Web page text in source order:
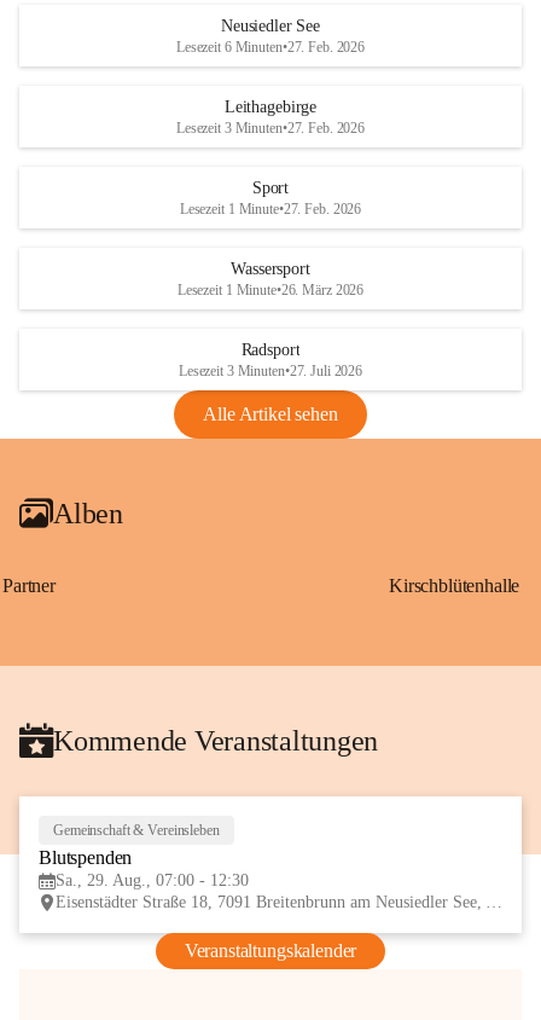
S
und den daraus folgenden wirtschaftlichen
Maßnahmen zur Bekämpfung
Rebe und der Amerikanischen
Anhang VBl. EU Nr. 18
1 Seite•1,4 MB
VBl. EU Nr. 18_2026
r
S
Neusiedler See
Lesezeit 6 Minuten•27. Feb. 2026
Leithagebirge
Lesezeit 3 Minuten•27. Feb. 2026
Sport
Lesezeit 1 Minute•27. Feb. 2026
Wassersport
Lesezeit 1 Minute•26. März 2026
Radsport
Lesezeit 3 Minuten•27. Juli 2026
Alle Artikel sehen
Alben
Partner Kirschblütenhalle
Kommende Veranstaltungen
Gemeinschaft & Vereinsleben
Blutspenden
Sa., 29. Aug., 07:00 - 12:30
Eisenstädter Straße 18, 7091 Breitenbrunn am Neusiedler See, AUT
Veranstaltungskalender